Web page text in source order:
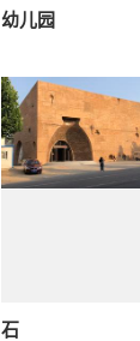
幼儿园
石